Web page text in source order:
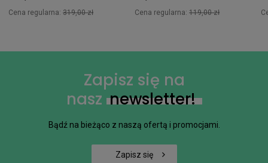
Cena regularna: 319,00 zł Cena regularna: 119,00 zł
Zapisz się na
nasz newsletter!
Bądź na bieżąco z naszą ofertą i promocjami.
Zapisz się